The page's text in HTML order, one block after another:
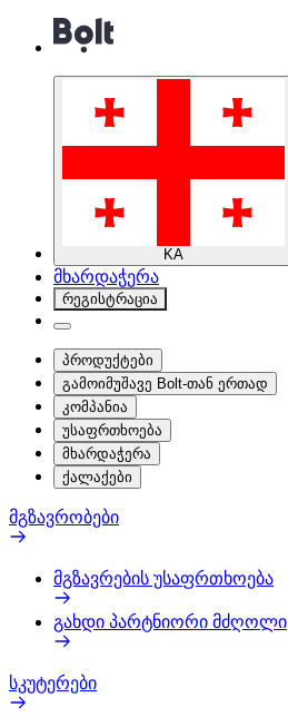
KA
მხარდაჭერა
რეგისტრაცია
პროდუქტები
გამოიმუშავე Bolt-თან ერთად
კომპანია
უსაფრთხოება
მხარდაჭერა
ქალაქები
მგზავრობები
მგზავრების უსაფრთხოება
გახდი პარტნიორი მძღოლი
სკუტერები